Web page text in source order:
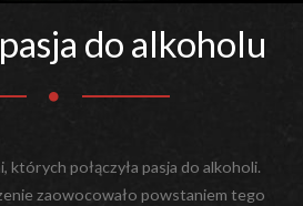
do alkoholu
których połączyła pasja do alkoholi.
zaowocowało powstaniem tego